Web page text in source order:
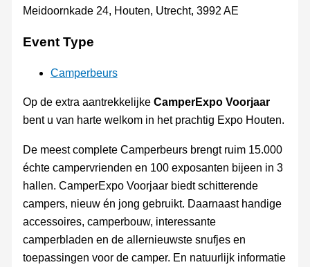
Meidoornkade 24, Houten, Utrecht, 3992 AE
Event Type
Camperbeurs
Op de extra aantrekkelijke CamperExpo Voorjaar
bent u van harte welkom in het prachtig Expo Houten.
De meest complete Camperbeurs brengt ruim 15.000
échte campervrienden en 100 exposanten bijeen in 3
hallen. CamperExpo Voorjaar biedt schitterende
campers, nieuw én jong gebruikt. Daarnaast handige
accessoires, camperbouw, interessante
camperbladen en de allernieuwste snufjes en
toepassingen voor de camper. En natuurlijk informatie